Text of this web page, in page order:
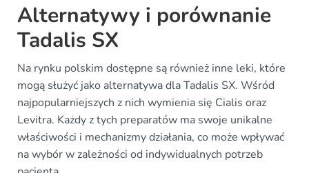
Alternatywy i porównanie
Tadalis SX
Na rynku polskim dostępne są również inne leki, które
mogą służyć jako alternatywa dla Tadalis SX. Wśród
najpopularniejszych z nich wymienia się Cialis oraz
Levitra. Każdy z tych preparatów ma swoje unikalne
właściwości i mechanizmy działania, co może wpływać
na wybór w zależności od indywidualnych potrzeb